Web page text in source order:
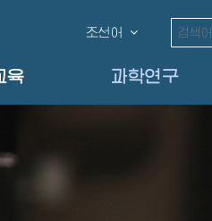
조선어
육 과학연구